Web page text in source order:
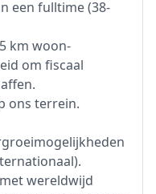
een fulltime (38-
km woon-
om fiscaal
ons terrein.
wereldwijd